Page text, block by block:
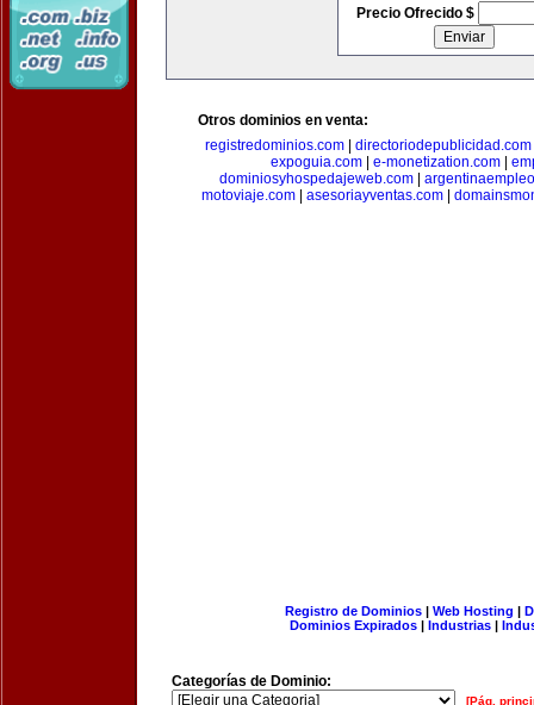
Precio Ofrecido $
Otros dominios en venta:
registredominios.com| directoriodepublicidad.com
expoguia.com| e-monetization.com|
dominiosyhospedajeweb.com
motoviaje.com
asesoriayventas.com
Registro de Dominios| Web Hosting |
Dominios Expirados | Industrias |
Categorías de Dominio:
[Pág.